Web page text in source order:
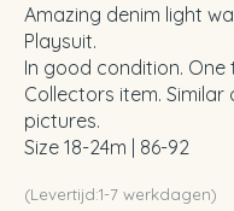
Amazing denim light
Playsuit.
In good condition.
Collectors item.
pictures.
Size 18-24m | 86-92
(Levertijd:1-7 werkdagen)